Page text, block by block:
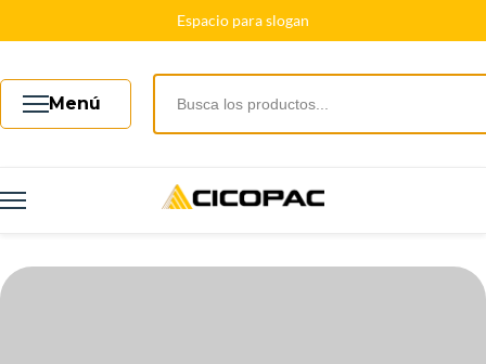
Espacio para slogan
Menú